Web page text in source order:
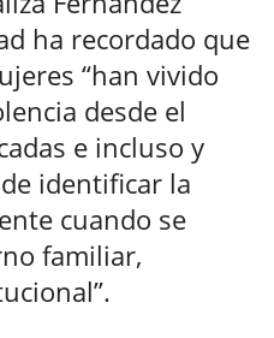
ha recordado que
“han vivido
desde el
e incluso y
identificar la
cuando se
familiar,